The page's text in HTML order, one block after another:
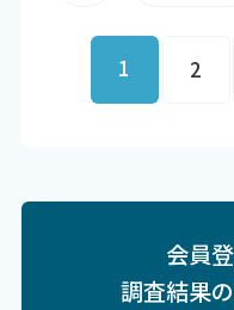
1 2
会員
調査結果